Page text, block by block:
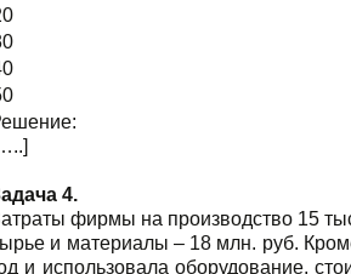
4.
фирмы на производство 15
и материалы – 18 млн. руб.
и использовала оборудование,